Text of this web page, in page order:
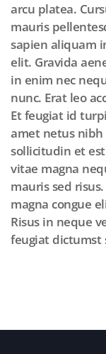
arcu platea.
mauris
sapien aliquam
elit. Gravida
in enim nec
nunc. Erat leo
Et feugiat id
amet netus nibh
sollicitudin et
vitae magna
mauris sed
magna congue
Risus in neque
feugiat dictumst